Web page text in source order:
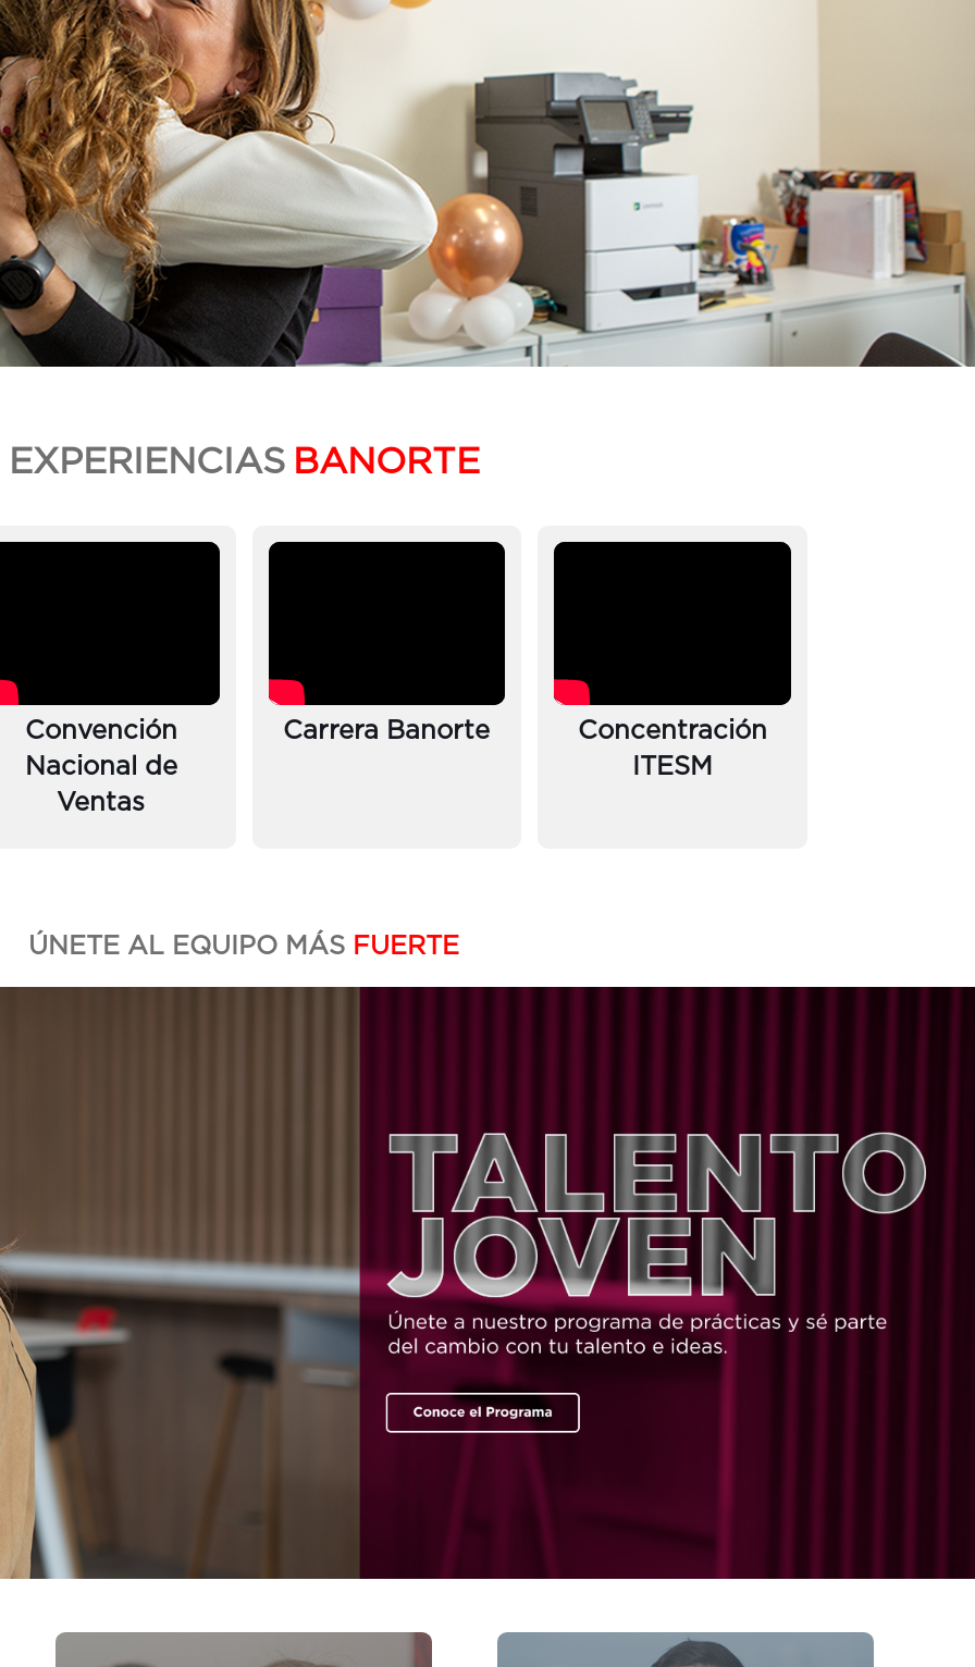
EXPERIENCIAS BANORTE
Convención
Nacional de
Ventas
Carrera Banorte
Concentración
ITESM
ÚNETE AL EQUIPO MÁS FUERTE